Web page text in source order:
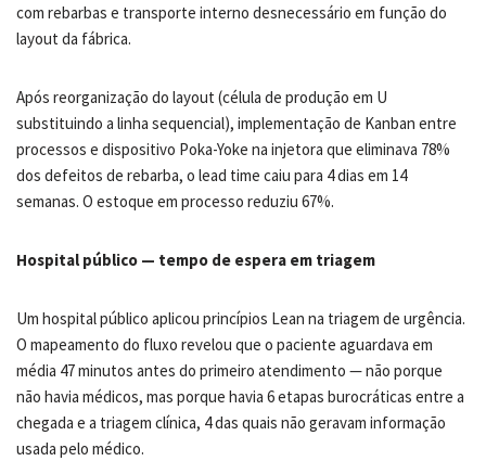
com rebarbas e transporte interno desnecessário em função do
layout da fábrica.
Após reorganização do layout (célula de produção em U
substituindo a linha sequencial), implementação de Kanban entre
processos e dispositivo Poka-Yoke na injetora que eliminava 78%
dos defeitos de rebarba, o lead time caiu para 4 dias em 14
semanas. O estoque em processo reduziu 67%.
Hospital público — tempo de espera em triagem
Um hospital público aplicou princípios Lean na triagem de urgência.
O mapeamento do fluxo revelou que o paciente aguardava em
média 47 minutos antes do primeiro atendimento — não porque
não havia médicos, mas porque havia 6 etapas burocráticas entre a
chegada e a triagem clínica, 4 das quais não geravam informação
usada pelo médico.